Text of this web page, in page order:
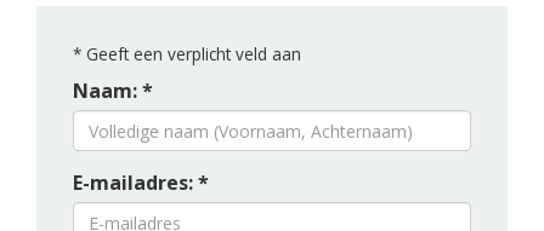
* Geeft een verplicht veld aan
Naam: *
E-mailadres: *